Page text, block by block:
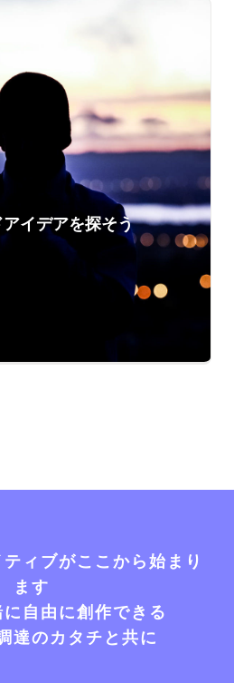
イデアを探そう
ィブがここから始まり
ます
自由に創作できる
達のカタチと共に